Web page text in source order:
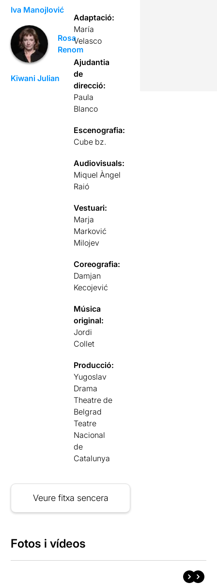
Iva Manojlović
Rosa
Renom
Kiwani Julian
Adaptació:
María
Velasco
Ajudantia
de
direcció:
Paula
Blanco
Escenografia:
Cube bz.
Audiovisuals:
Miquel Àngel
Raió
Vestuari:
Marja
Marković
Milojev
Coreografia:
Damjan
Kecojević
Música
original:
Jordi
Collet
Producció:
Yugoslav
Drama
Theatre de
Belgrad
Teatre
Nacional
de
Catalunya
Veure fitxa sencera
Fotos i vídeos